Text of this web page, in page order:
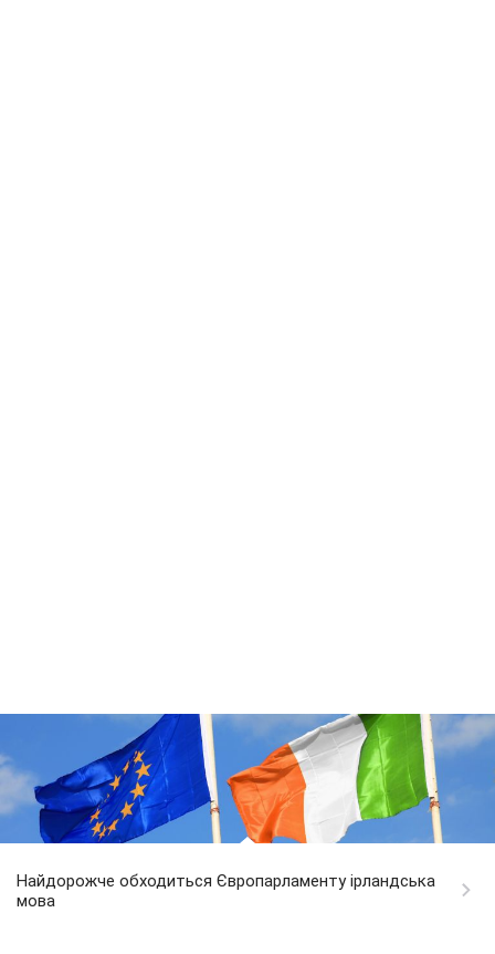
Найдорожче обходиться Європарламенту ірландська
мова